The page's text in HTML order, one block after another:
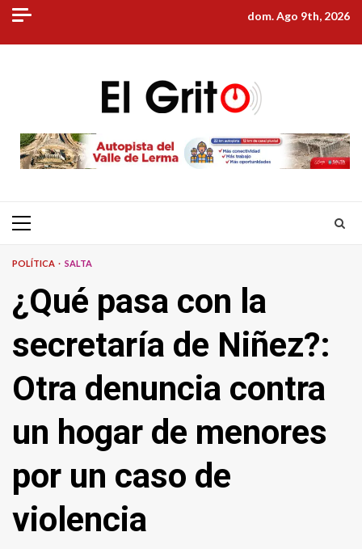
Skip
content
dom. Ago 9th, 2026
Primary
POLÍTICA SALTA
¿Qué pasa con la
secretaría de Niñez?:
Otra denuncia contra
un hogar de menores
por un caso de
violencia